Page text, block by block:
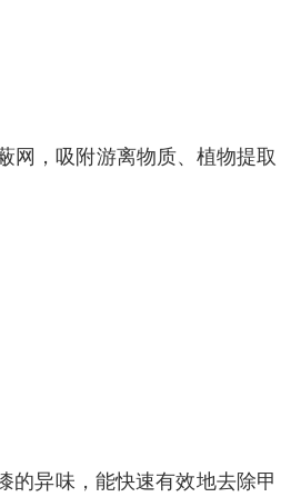
网，吸附游离物质、植物提取
的异味，能快速有效地去除甲